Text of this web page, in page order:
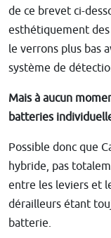
de ce brevet ci-
esthétiquement des
le verrons plus bas
système de
Mais à aucun
batteries
Possible donc que
hybride, pas
entre les leviers et
dérailleurs étant
batterie.